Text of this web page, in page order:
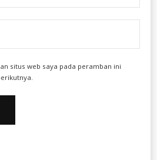
situs web saya pada peramban ini